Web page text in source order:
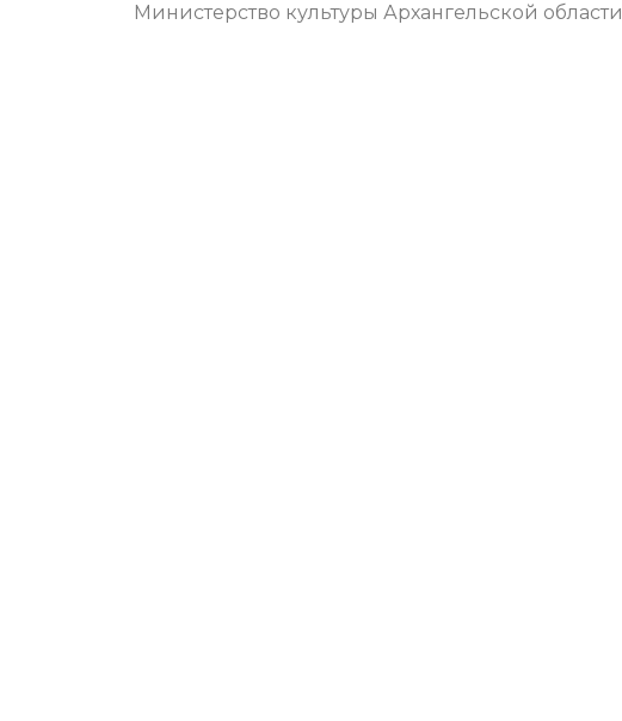
Министерство культуры Архангельской области